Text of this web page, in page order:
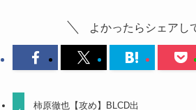
よかったらシェアし
柿原徹也【攻め】BLCD出